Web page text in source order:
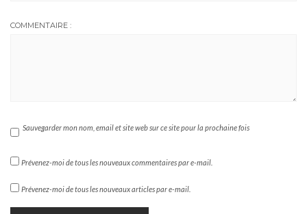
COMMENTAIRE :
Sauvegarder mon nom, email et site web sur ce site pour la prochaine fois
Prévenez-moi de tous les nouveaux commentaires par e-mail.
Prévenez-moi de tous les nouveaux articles par e-mail.